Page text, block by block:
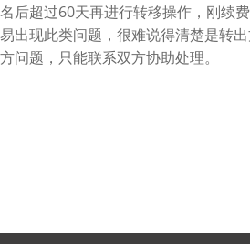
后超过60天再进行转移操作，刚续
出现此类问题，很难说得清楚是转
问题，只能联系双方协助处理。